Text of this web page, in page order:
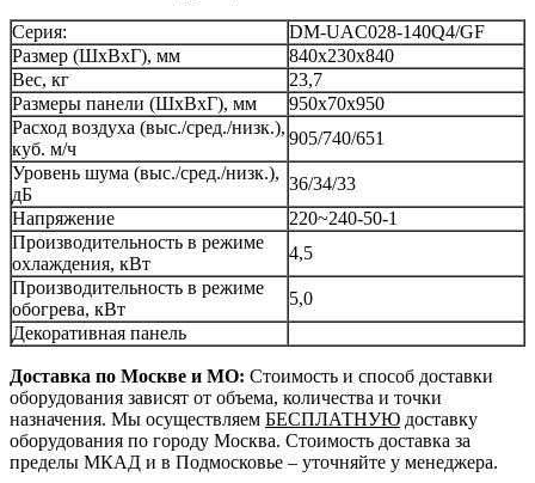
Серия:
DM-UAC028-140Q4/GF
Размер (ШхВхГ), мм
840x230x840
Вес, кг
23,7
Размеры панели (ШхВхГ), мм
950x70x950
Расход воздуха (выс./сред./низк.),
куб. м/ч
905/740/651
Уровень шума (выс./сред./низк.),
дБ
36/34/33
Напряжение
220~240-50-1
Производительность в режиме
охлаждения, кВт
4,5
Производительность в режиме
обогрева, кВт
5,0
Декоративная панель
Доставка по Москве и МО: Стоимость и способ доставки
оборудования зависят от объема, количества и точки
назначения. Мы осуществляем БЕСПЛАТНУЮ доставку
оборудования по городу Москва. Стоимость доставка за
пределы МКАД и в Подмосковье – уточняйте у менеджера.